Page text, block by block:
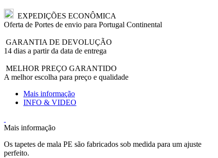
EXPEDIÇÕES ECONÔMICA
Oferta de Portes de envio para Portugal Continental
GARANTIA DE DEVOLUÇÃO
14 dias a partir da data de entrega
MELHOR PREÇO GARANTIDO
A melhor escolha para preço e qualidade
Mais informação
INFO & VIDEO
Mais informação
Os tapetes de mala PE são fabricados sob medida para um ajuste
perfeito.